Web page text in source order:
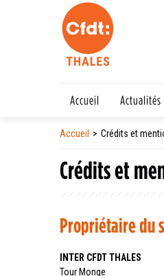
Accueil Actualités
Accueil Crédits et
Crédits et
Propriétaire du
INTER CFDT THALES
Tour Monge